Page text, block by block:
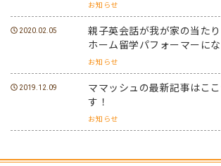
お知らせ
2020.02.05
親子英会話が我が家の当た
ホーム留学パフォーマーにな
お知らせ
2019.12.09
ママッシュの最新記事はこ
す！
お知らせ